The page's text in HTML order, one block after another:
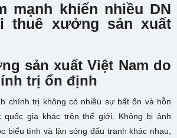
mạnh khiến nhiều DN
thuê xưởng sản xuất
sản xuất Việt Nam do
trị ổn định
chính trị không có nhiều sự bất ổn và hỗn
quốc gia khác trên thế giới. Không bị ảnh
biểu tình và làn sóng đấu tranh khác nhau,